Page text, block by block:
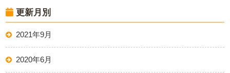
更新月別
2021年9月
2020年6月